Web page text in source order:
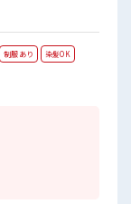
制服あり 染髪OK